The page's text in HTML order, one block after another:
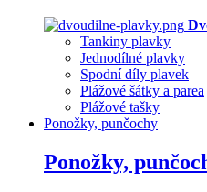
Tankiny plavky
Jednodílné plavky
Spodní díly plavek
Plážové šátky a parea
Plážové tašky
Ponožky, punčochy
Ponožky,